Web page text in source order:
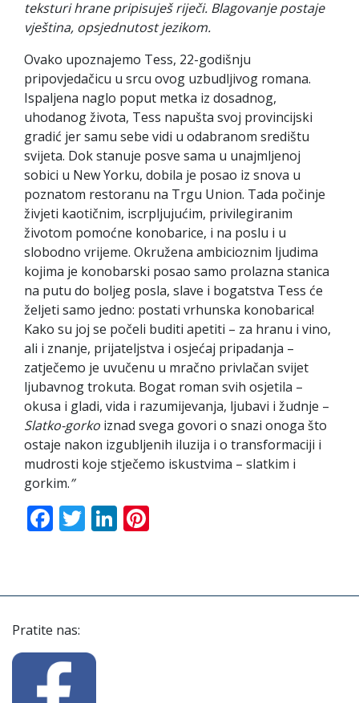
teksturi hrane pripisuješ riječi. Blagovanje postaje
vještina, opsjednutost jezikom.
Ovako upoznajemo Tess, 22-godišnju
pripovjedačicu u srcu ovog uzbudljivog romana.
Ispaljena naglo poput metka iz dosadnog,
uhodanog života, Tess napušta svoj provincijski
gradić jer samu sebe vidi u odabranom središtu
svijeta. Dok stanuje posve sama u unajmljenoj
sobici u New Yorku, dobila je posao iz snova u
poznatom restoranu na Trgu Union. Tada počinje
živjeti kaotičnim, iscrpljujućim, privilegiranim
životom pomoćne konobarice, i na poslu i u
slobodno vrijeme. Okružena ambicioznim ljudima
kojima je konobarski posao samo prolazna stanica
na putu do boljeg posla, slave i bogatstva Tess će
željeti samo jedno: postati vrhunska konobarica!
Kako su joj se počeli buditi apetiti – za hranu i vino,
ali i znanje, prijateljstva i osjećaj pripadanja –
zatječemo je uvučenu u mračno privlačan svijet
ljubavnog trokuta. Bogat roman svih osjetila –
okusa i gladi, vida i razumijevanja, ljubavi i žudnje –
Slatko-gorko iznad svega govori o snazi onoga što
ostaje nakon izgubljenih iluzija i o transformaciji i
mudrosti koje stječemo iskustvima – slatkim i
gorkim.”
Facebook
TwitterLinkedIn
Pratite nas: